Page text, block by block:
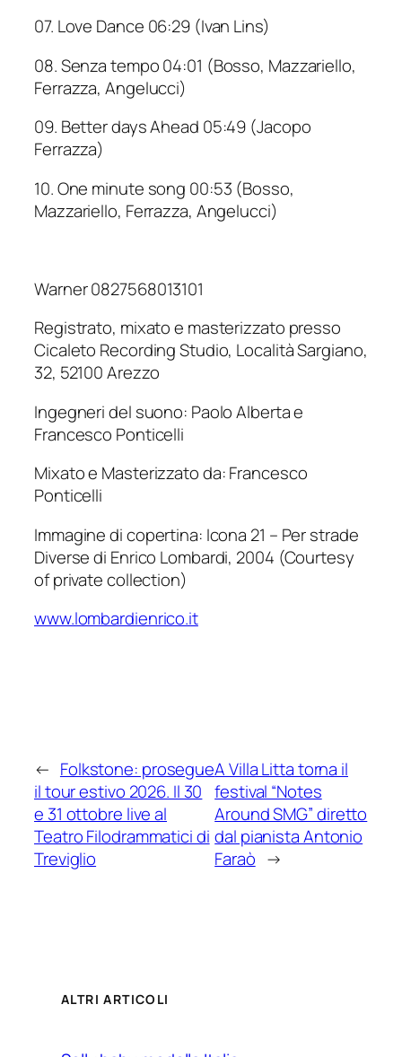
07. Love Dance 06:29 (Ivan Lins)
08. Senza tempo 04:01 (Bosso, Mazzariello,
Ferrazza, Angelucci)
09. Better days Ahead 05:49 (Jacopo
Ferrazza)
10. One minute song 00:53 (Bosso,
Mazzariello, Ferrazza, Angelucci)
Warner 0827568013101
Registrato, mixato e masterizzato presso
Cicaleto Recording Studio, Località Sargiano,
32, 52100 Arezzo
Ingegneri del suono: Paolo Alberta e
Francesco Ponticelli
Mixato e Masterizzato da: Francesco
Ponticelli
Immagine di copertina: Icona 21 – Per strade
Diverse di Enrico Lombardi, 2004 (Courtesy
of private collection)
www.lombardienrico.it
← Folkstone: prosegue
il tour estivo 2026. Il 30
e 31 ottobre live al
Teatro Filodrammatici di
Treviglio
A Villa Litta torna il
festival “Notes
Around SMG” diretto
dal pianista Antonio
Faraò →
ALTRI ARTICOLI